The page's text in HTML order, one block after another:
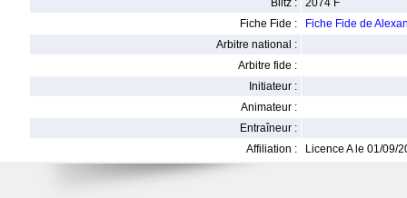
Blitz :
2074 F
Fiche Fide :
Fiche Fide de
Arbitre national :
Arbitre fide :
Initiateur :
Animateur :
Entraîneur :
Affiliation :
Licence A le 01/09/